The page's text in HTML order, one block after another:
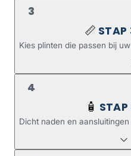
3
📏 STAP
Kies plinten die passen bij
4
🧴
Dicht naden en